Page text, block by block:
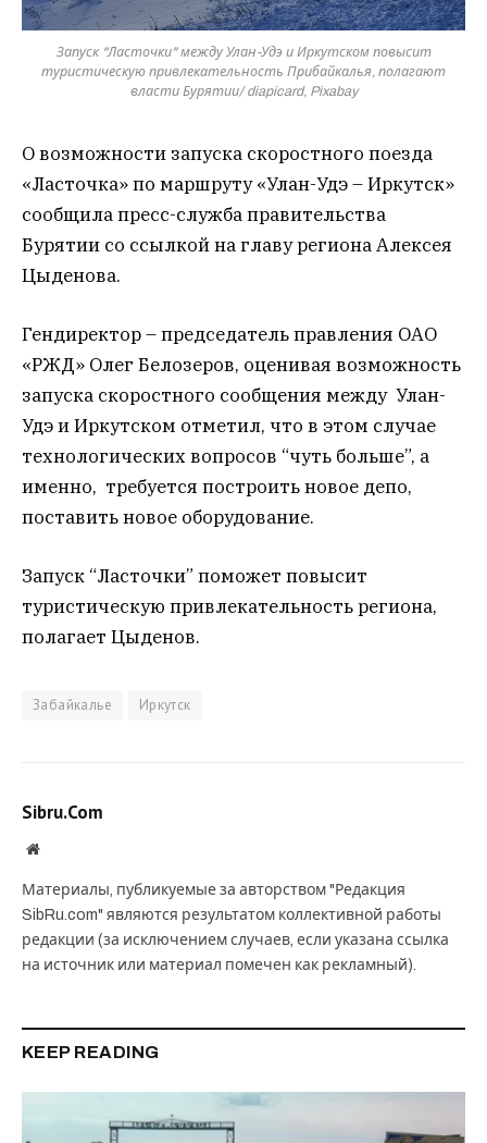
Запуск "Ласточки" между Улан-Удэ и Иркутском повысит
туристическую привлекательность Прибайкалья, полагают
власти Бурятии/ diapicard, Pixabay
О возможности запуска скоростного поезда
«Ласточка» по маршруту «Улан-Удэ – Иркутск»
сообщила пресс-служба правительства
Бурятии со ссылкой на главу региона Алексея
Цыденова.
Гендиректор – председатель правления ОАО
«РЖД» Олег Белозеров, оценивая возможность
запуска скоростного сообщения между Улан-
Удэ и Иркутском отметил, что в этом случае
технологических вопросов “чуть больше”, а
именно, требуется построить новое депо,
поставить новое оборудование.
Запуск “Ласточки” поможет повысит
туристическую привлекательность региона,
полагает Цыденов.
Забайкалье Иркутск
Sibru.Com
Website
Материалы, публикуемые за авторством "Редакция
SibRu.com" являются результатом коллективной работы
редакции (за исключением случаев, если указана ссылка
на источник или материал помечен как рекламный).
KEEP READING